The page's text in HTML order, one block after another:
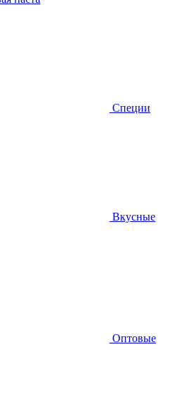
Специи
Вкусные
Оптовые